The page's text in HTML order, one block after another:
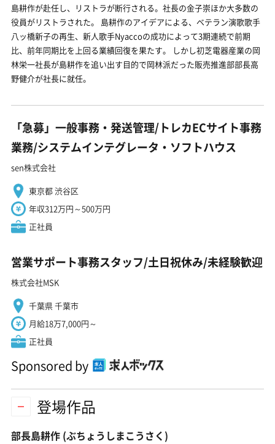
島耕作が赴任し、リストラが断行される。社長の金子崇ほか大多数の
役員がリストラされた。 島耕作のアイデアによる、ベテラン演歌歌手
八ッ橋新子の再生、新人歌手Nyaccoの成功によって3期連続で前期
比、前年同期比を上回る業績回復を果たす。 しかし初芝電器産業の岡
林栄一社長が島耕作を追い出す目的で岡林派だった販売推進部部長高
野健介が社長に就任。
「急募」一般事務・発送管理/トレカECサイト事務
業務/システムインテグレータ・ソフトハウス
sen株式会社
東京都 渋谷区
年収312万円～500万円
正社員
営業サポート事務スタッフ/土日祝休み/未経験歓迎
株式会社MSK
千葉県 千葉市
月給18万7,000円～
正社員
Sponsored by
登場作品
部長島耕作 (ぶちょうしまこうさく)